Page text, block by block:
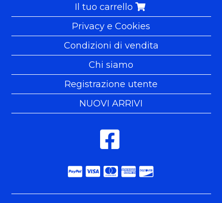
Il tuo carrello
Privacy e Cookies
Condizioni di vendita
Chi siamo
Registrazione utente
NUOVI ARRIVI